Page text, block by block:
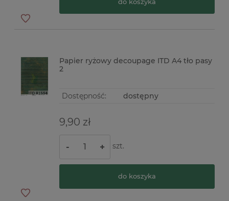
Papier ryżowy decoupage ITD A4 tło pasy
2
Dostępność: dostępny
9,90 zł
- + szt.
do koszyka